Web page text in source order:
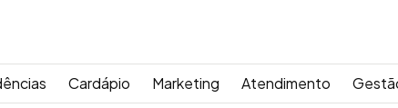
Cardápio Marketing Atendimento